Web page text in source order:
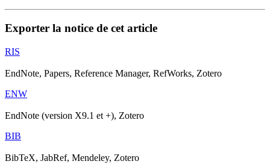
Exporter la notice de cet article
RIS
EndNote, Papers, Reference Manager, RefWorks, Zotero
ENW
EndNote (version X9.1 et +), Zotero
BIB
BibTeX, JabRef, Mendeley, Zotero